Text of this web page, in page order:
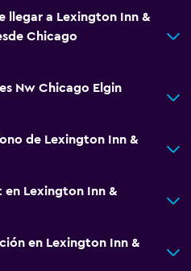
llegar a Lexington Inn &
Chicago
Nw Chicago Elgin
de Lexington Inn &
en Lexington Inn &
en Lexington Inn &